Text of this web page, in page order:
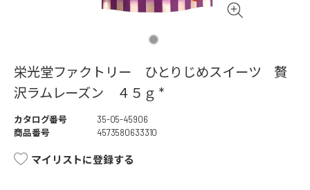
栄光堂ファクトリー ひとりじめスイーツ 贅
沢ラムレーズン ４５ｇ *
カタログ番号
35-05-45906
商品番号
4573580633310
マイリストに登録する